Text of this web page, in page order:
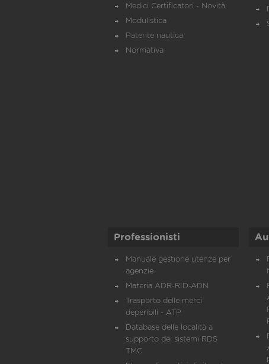
Medici Certificatori - Novità
Modulistica
Patente nautica
Normativa
Professionisti
Manuale gestione utenze per
agenzie
Materia ADR-RID-ADN
Trasporto delle merci
deperibili - ATP
Database delle località a
supporto dei sistemi RDS
TMC